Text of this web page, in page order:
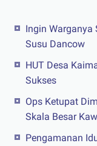
Ingin Warganya
Susu Dancow
HUT Desa
Sukses
Ops Ketupat
Skala Besar
Pengamanan